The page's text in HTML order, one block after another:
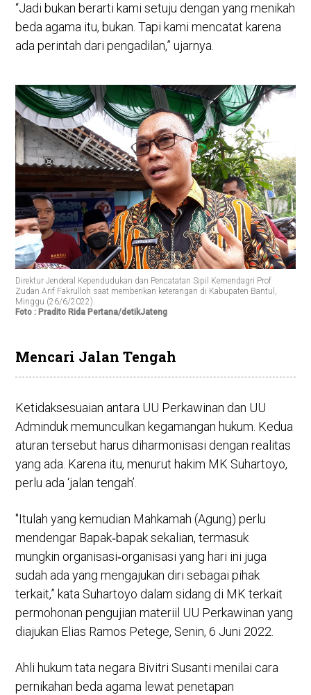
“Jadi bukan berarti kami setuju dengan yang menikah
beda agama itu, bukan. Tapi kami mencatat karena
ada perintah dari pengadilan,” ujarnya.
Direktur Jenderal Kependudukan dan Pencatatan Sipil Kemendagri Prof
Zudan Arif Fakrulloh saat memberikan keterangan di Kabupaten Bantul,
Minggu (26/6/2022).
Foto : Pradito Rida Pertana/detikJateng
Mencari Jalan Tengah
Ketidaksesuaian antara UU Perkawinan dan UU
Adminduk memunculkan kegamangan hukum. Kedua
aturan tersebut harus diharmonisasi dengan realitas
yang ada. Karena itu, menurut hakim MK Suhartoyo,
perlu ada ‘jalan tengah’.
"Itulah yang kemudian Mahkamah (Agung) perlu
mendengar Bapak‑bapak sekalian, termasuk
mungkin organisasi‑organisasi yang hari ini juga
sudah ada yang mengajukan diri sebagai pihak
terkait,” kata Suhartoyo dalam sidang di MK terkait
permohonan pengujian materiil UU Perkawinan yang
diajukan Elias Ramos Petege, Senin, 6 Juni 2022.
Ahli hukum tata negara Bivitri Susanti menilai cara
pernikahan beda agama lewat penetapan